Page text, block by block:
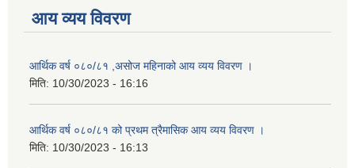
आय व्यय विवरण
आर्थिक वर्ष ०८०/८१ ,असोज महिनाको आय व्यय विवरण ।
मिति: 10/30/2023 - 16:16
आर्थिक वर्ष ०८०/८१ को प्रथम त्रैमासिक आय व्यय विवरण ।
मिति: 10/30/2023 - 16:13